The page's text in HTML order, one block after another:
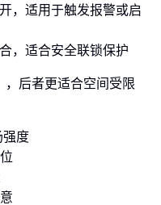
，适用于触发报警或启
，适合安全联锁保护
，后者更适合空间受限
强度